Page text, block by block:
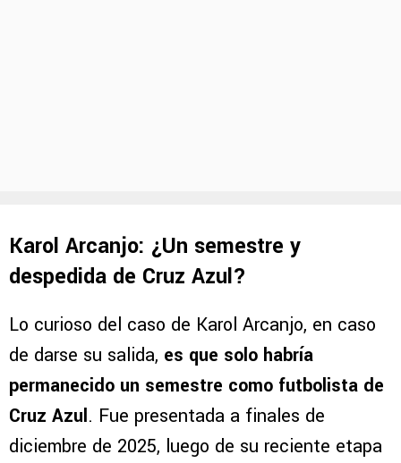
Karol Arcanjo: ¿Un semestre y
despedida de Cruz Azul?
Lo curioso del caso de Karol Arcanjo, en caso
de darse su salida, es que solo habría
permanecido un semestre como futbolista de
Cruz Azul. Fue presentada a finales de
diciembre de 2025, luego de su reciente etapa